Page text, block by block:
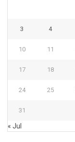
3 4
10 11
17 18
24 25
31
« Jul